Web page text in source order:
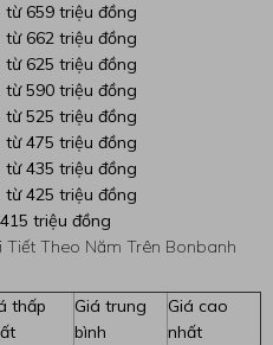
từ 659 triệu đồng
từ 662 triệu đồng
từ 625 triệu đồng
từ 590 triệu đồng
từ 525 triệu đồng
từ 475 triệu đồng
từ 435 triệu đồng
từ 425 triệu đồng
triệu đồng
Tiết Theo Năm Trên Bonbanh
thấp
Giá trung
bình
Giá cao
nhất